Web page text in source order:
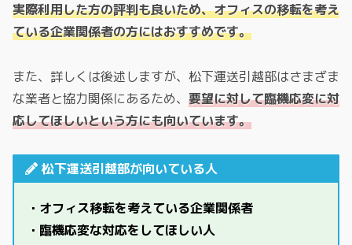
実際利用した方の評判も良いため、オフィスの移転を考え
ている企業関係者の方にはおすすめです。
また、詳しくは後述しますが、松下運送引越部はさまざま
な業者と協力関係にあるため、 要望に対して臨機応変に対
応してほしいという方にも向いています。
松下運送引越部が向いている人
・オフィス移転を考えている企業関係者
・臨機応変な対応をしてほしい人